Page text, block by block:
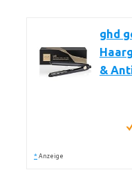
ghd
&
* Anzeige